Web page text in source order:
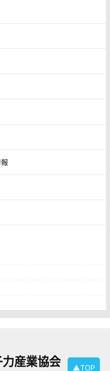
▲TOP
産業協会